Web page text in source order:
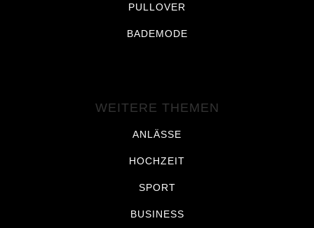
PULLOVER
BADEMODE
WEITERE THEMEN
ANLÄSSE
HOCHZEIT
SPORT
BUSINESS